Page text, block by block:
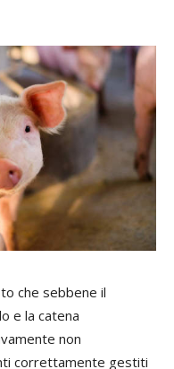
che sebbene il
e la catena
non
correttamente gestiti